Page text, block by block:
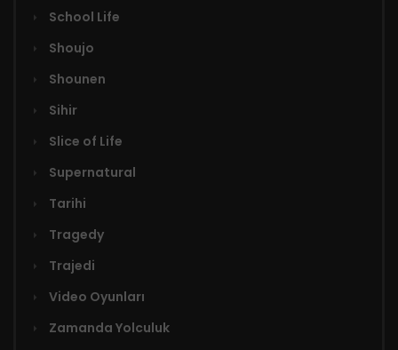
School Life
Shoujo
Shounen
Sihir
Slice of Life
Supernatural
Tarihi
Tragedy
Trajedi
Video Oyunları
Zamanda Yolculuk